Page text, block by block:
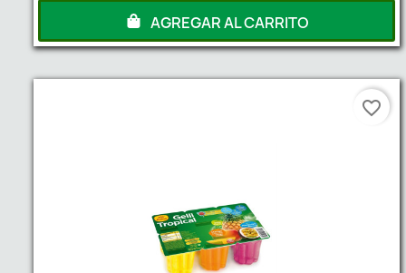
AGREGAR AL CARRITO
favorite_border